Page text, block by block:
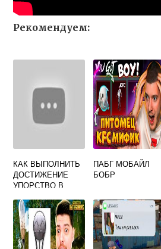
Рекомендуем:
КАК ВЫПОЛНИТЬ
ДОСТИЖЕНИЕ
УПОРСТВО В
ПАБГ МОБАЙЛ
БОБР